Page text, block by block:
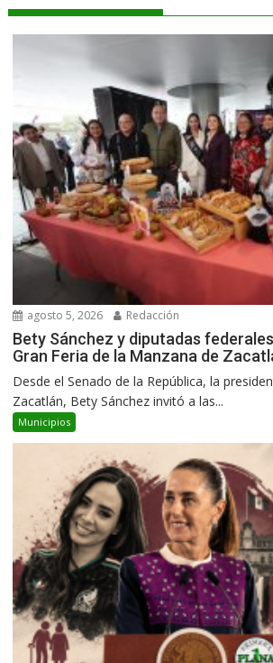
agosto 5, 2026 Redacción
Bety Sánchez y diputadas
Gran Feria de la Manzana de
Desde el Senado de la República, la
Zacatlán, Bety Sánchez invitó a las...
Municipios